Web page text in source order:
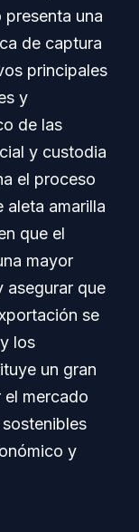
una
de captura
principales
y
de las
y custodia
el proceso
aleta amarilla
que el
mayor
asegurar que
se
los
un gran
el mercado
y